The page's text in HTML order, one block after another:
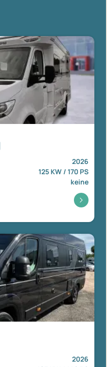
2026
125 KW / 170 PS
keine
2026